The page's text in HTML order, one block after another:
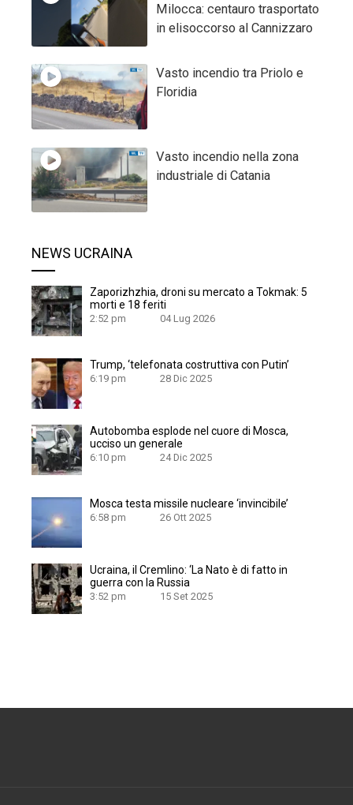
Milocca: centauro trasportato
in elisoccorso al Cannizzaro
Vasto incendio tra Priolo e
Floridia
Vasto incendio nella zona
industriale di Catania
NEWS UCRAINA
Zaporizhzhia, droni su mercato a Tokmak: 5
morti e 18 feriti
2:52 pm 04 Lug 2026
Trump, ‘telefonata costruttiva con Putin’
6:19 pm 28 Dic 2025
Autobomba esplode nel cuore di Mosca,
ucciso un generale
6:10 pm 24 Dic 2025
Mosca testa missile nucleare ‘invincibile’
6:58 pm 26 Ott 2025
Ucraina, il Cremlino: ‘La Nato è di fatto in
guerra con la Russia
3:52 pm 15 Set 2025